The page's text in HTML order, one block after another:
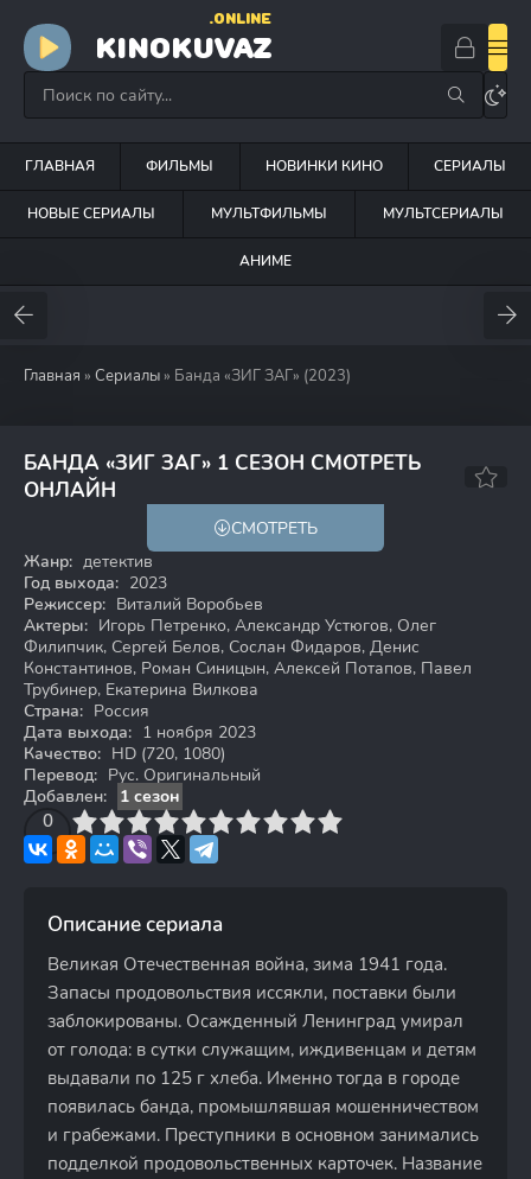
KINOKUVAZ
.ONLINE
ГЛАВНАЯ ФИЛЬМЫ НОВИНКИ КИНО СЕРИАЛЫ
НОВЫЕ СЕРИАЛЫ МУЛЬТФИЛЬМЫ МУЛЬТСЕРИАЛЫ
АНИМЕ
Главная » Сериалы » Банда «ЗИГ ЗАГ» (2023)
БАНДА «ЗИГ ЗАГ» 1 СЕЗОН СМОТРЕТЬ
ОНЛАЙН
СМОТРЕТЬ
Жанр: детектив
Год выхода: 2023
Режиссер: Виталий Воробьев
Актеры: Игорь Петренко, Александр Устюгов, Олег
Филипчик, Сергей Белов, Сослан Фидаров, Денис
Константинов, Роман Синицын, Алексей Потапов, Павел
Трубинер, Екатерина Вилкова
Страна: Россия
Дата выхода: 1 ноября 2023
Качество: HD (720, 1080)
Перевод: Рус. Оригинальный
Добавлен:
1 сезон
0
4 6 7 8 9 10
Описание сериала
Великая Отечественная война, зима 1941 года.
Запасы продовольствия иссякли, поставки были
заблокированы. Осажденный Ленинград умирал
от голода: в сутки служащим, иждивенцам и детям
выдавали по 125 г хлеба. Именно тогда в городе
появилась банда, промышлявшая мошенничеством
и грабежами. Преступники в основном занимались
подделкой продовольственных карточек. Название